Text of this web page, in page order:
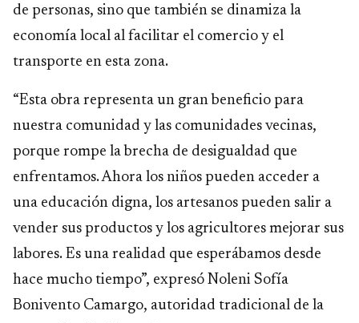
de personas, sino que también se dinamiza la
economía local al facilitar el comercio y el
transporte en esta zona.
“Esta obra representa un gran beneficio para
nuestra comunidad y las comunidades vecinas,
porque rompe la brecha de desigualdad que
enfrentamos. Ahora los niños pueden acceder a
una educación digna, los artesanos pueden salir a
vender sus productos y los agricultores mejorar sus
labores. Es una realidad que esperábamos desde
hace mucho tiempo”, expresó Noleni Sofía
Bonivento Camargo, autoridad tradicional de la